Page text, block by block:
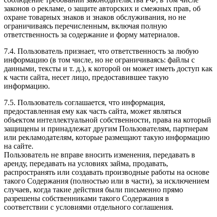
законов о рекламе, о защите авторских и смежных прав, об
охране товарных знаков и знаков обслуживания, но не
ограничиваясь перечисленным, включая полную
ответственность за содержание и форму материалов.
7.4. Пользователь признает, что ответственность за любую
информацию (в том числе, но не ограничиваясь: файлы с
данными, тексты и т. д.), к которой он может иметь доступ как
к части сайта, несет лицо, предоставившее такую
информацию.
7.5. Пользователь соглашается, что информация,
предоставленная ему как часть сайта, может являться
объектом интеллектуальной собственности, права на который
защищены и принадлежат другим Пользователям, партнерам
или рекламодателям, которые размещают такую информацию
на сайте.
Пользователь не вправе вносить изменения, передавать в
аренду, передавать на условиях займа, продавать,
распространять или создавать производные работы на основе
такого Содержания (полностью или в части), за исключением
случаев, когда такие действия были письменно прямо
разрешены собственниками такого Содержания в
соответствии с условиями отдельного соглашения.